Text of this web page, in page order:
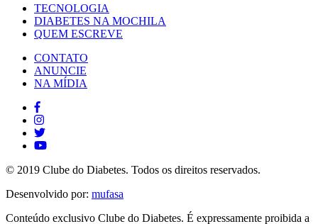
TECNOLOGIA
DIABETES NA MOCHILA
QUEM ESCREVE
CONTATO
ANUNCIE
NA MÍDIA
© 2019 Clube do Diabetes. Todos os direitos reservados.
Desenvolvido por: mufasa
Conteúdo exclusivo Clube do Diabetes. É expressamente proibida a